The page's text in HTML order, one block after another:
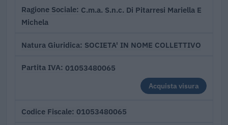
Ragione Sociale C.m.a. S.n.c. Di Pitarresi Mariella E
Michela
Natura Giuridica SOCIETA' IN NOME COLLETTIVO
Partita IVA 01053480065
Acquista visura
Codice Fiscale 01053480065